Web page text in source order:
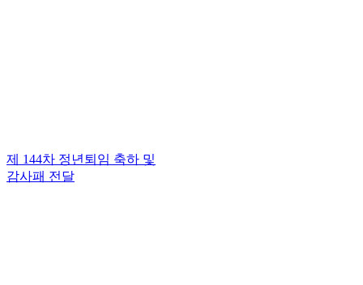
제 144차 정년퇴임 축하 및
감사패 전달